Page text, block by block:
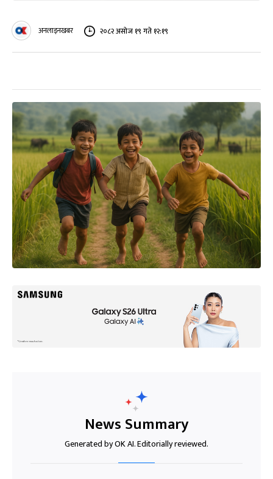
अनलाइनखबर २०८२ असोज १९ गते १२:१९
News Summary
Generated by OK AI. Editorially reviewed.